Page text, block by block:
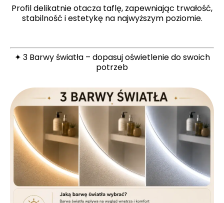
Profil delikatnie otacza taflę, zapewniając trwałość,
stabilność i estetykę na najwyższym poziomie.
✦ 3 Barwy światła – dopasuj oświetlenie do swoich
potrzeb